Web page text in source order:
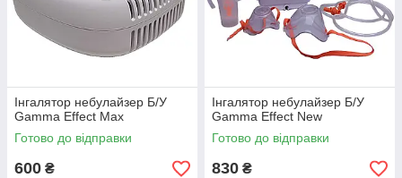
Інгалятор небулайзер Б/У
Gamma Effect Max
Готово до відправки
600 ₴
Інгалятор небулайзер Б/У
Gamma Effect New
Готово до відправки
830 ₴